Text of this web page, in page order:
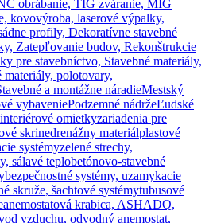
obrábanie, TIG zváranie, MIG
kovovýroba, laserové výpalky,
profily, Dekoratívne stavebné
Zatepľovanie budov, Rekonštrukcie
pre stavebníctvo, Stavebné materiály,
materiály, polotovary,
a montážne náradieMestský
vybaveniePodzemné nádržeĽudské
interiérové omietkyzariadenia pre
skrinedrenážny materiálplastové
systémyzelené strechy,
sálavé teplobetónovo-stavebné
bezpečnostné systémy, uzamykacie
skruže, šachtové systémytubusové
anemostatová krabica, ASHADQ,
vzduchu, odvodný anemostat,